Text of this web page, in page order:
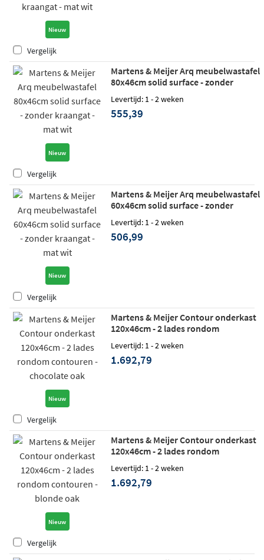
Nieuw
Vergelijk
Nieuw
Martens & Meijer Arq meubelwastafel
80x46cm solid surface - zonder
kraangat - mat wit
Levertijd: 1 - 2 weken
555,39
Vergelijk
Nieuw
Martens & Meijer Arq meubelwastafel
60x46cm solid surface - zonder
kraangat - mat wit
Levertijd: 1 - 2 weken
506,99
Vergelijk
Nieuw
Martens & Meijer Contour onderkast
120x46cm - 2 lades rondom
Levertijd: 1 - 2 weken
1.692,79
Vergelijk
Nieuw
Martens & Meijer Contour onderkast
120x46cm - 2 lades rondom
contouren - blonde oak
Levertijd: 1 - 2 weken
1.692,79
Vergelijk